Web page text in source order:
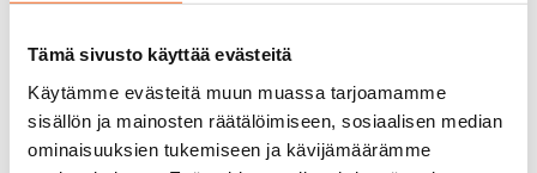
Tämä sivusto käyttää evästeitä
Käytämme evästeitä muun muassa tarjoamamme
sisällön ja mainosten räätälöimiseen, sosiaalisen median
ominaisuuksien tukemiseen ja kävijämäärämme
Design from Finland -merkki. Kylpyhuoneen seinät ovat
valkoista ja lattiat harmaata laattaa. Kylpyhuoneessa
on tilavaraus ja liitännät pyykinpesukoneelle.